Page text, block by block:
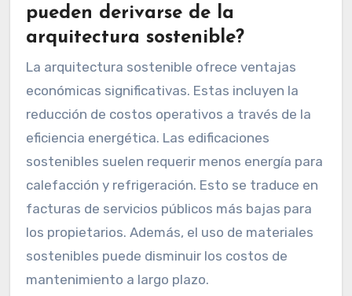
pueden derivarse de la
arquitectura sostenible?
La arquitectura sostenible ofrece ventajas
económicas significativas. Estas incluyen la
reducción de costos operativos a través de la
eficiencia energética. Las edificaciones
sostenibles suelen requerir menos energía para
calefacción y refrigeración. Esto se traduce en
facturas de servicios públicos más bajas para
los propietarios. Además, el uso de materiales
sostenibles puede disminuir los costos de
mantenimiento a largo plazo.